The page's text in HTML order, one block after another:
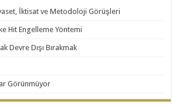
İktisat ve Metodoloji Görüşleri
Hit Engelleme Yöntemi
Devre Dışı Bırakmak
Görünmüyor